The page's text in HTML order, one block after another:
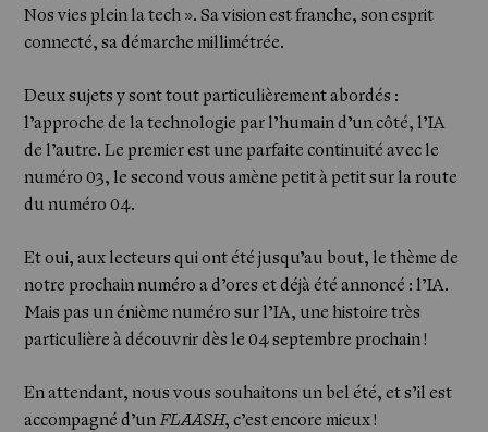
Nos vies plein la tech ». Sa vision est franche, son esprit
connecté, sa démarche millimétrée.
Deux sujets y sont tout particulièrement abordés :
l’approche de la technologie par l’humain d’un côté, l’IA
de l’autre. Le premier est une parfaite continuité avec le
numéro 03, le second vous amène petit à petit sur la route
du numéro 04.
Et oui, aux lecteurs qui ont été jusqu’au bout, le thème de
notre prochain numéro a d’ores et déjà été annoncé : l’IA.
Mais pas un énième numéro sur l’IA, une histoire très
particulière à découvrir dès le 04 septembre prochain !
En attendant, nous vous souhaitons un bel été, et s’il est
accompagné d’unFLAASH, c’est encore mieux !